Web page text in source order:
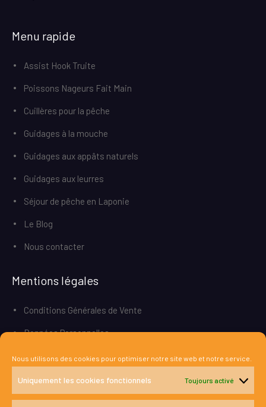
Nous utilisons des cookies pour optimiser notre site web et notre service.
Uniquement les cookies fonctionnels Toujours activé
Menu rapide
Assist Hook Truite
Poissons Nageurs Fait Main
Cuillères pour la pêche
Guidages à la mouche
Guidages aux appâts naturels
Guidages aux leurres
Séjour de pêche en Laponie
Le Blog
Nous contacter
Mentions légales
Conditions Générales de Vente
Données Personnelles
Conditions de retour
Politique de cookies